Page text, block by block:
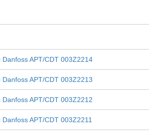
APT/CDT 003Z2214
APT/CDT 003Z2213
APT/CDT 003Z2212
APT/CDT 003Z2211